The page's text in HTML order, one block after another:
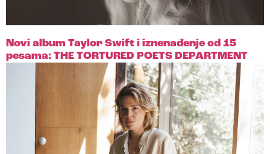
Novi album Taylor Swift i iznenađenje od 15
pesama: THE TORTURED POETS DEPARTMENT